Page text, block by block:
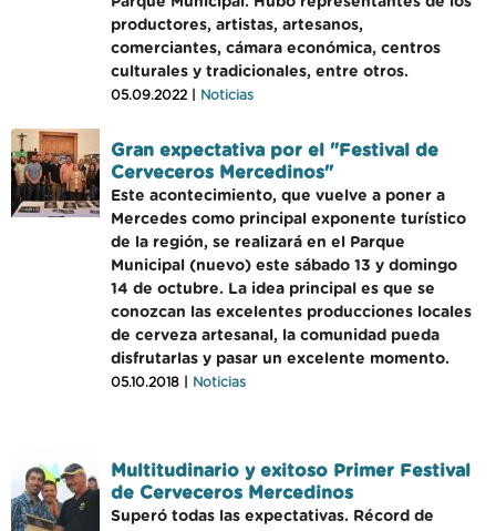
productores, artistas, artesanos,
comerciantes, cámara económica, centros
culturales y tradicionales, entre otros.
05.09.2022 | Noticias
Gran expectativa por el "Festival de
Cerveceros Mercedinos"
Este acontecimiento, que vuelve a poner a
Mercedes como principal exponente turístico
de la región, se realizará en el Parque
Municipal (nuevo) este sábado 13 y domingo
14 de octubre. La idea principal es que se
conozcan las excelentes producciones locales
de cerveza artesanal, la comunidad pueda
disfrutarlas y pasar un excelente momento.
05.10.2018 | Noticias
Multitudinario y exitoso Primer Festival
de Cerveceros Mercedinos
Superó todas las expectativas. Récord de